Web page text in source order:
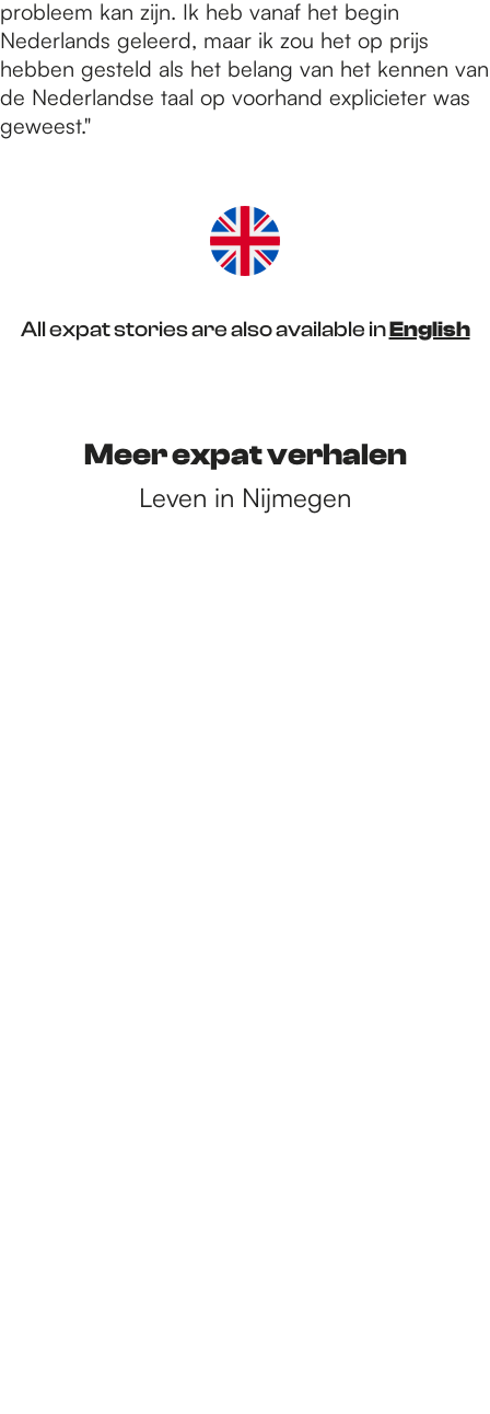
probleem kan zijn. Ik heb vanaf het begin
Nederlands geleerd, maar ik zou het op prijs
hebben gesteld als het belang van het kennen van
de Nederlandse taal op voorhand explicieter was
geweest."
All expat stories are also available inEnglish
Meer expat verhalen
Leven in Nijmegen